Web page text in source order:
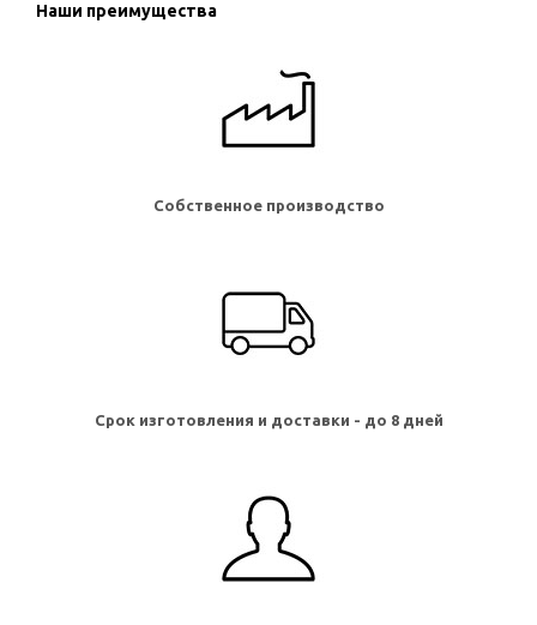
Наши преимущества
Собственное производство
Срок изготовления и доставки - до 8 дней